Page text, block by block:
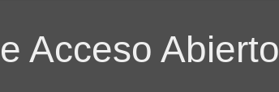
Acceso Abierto